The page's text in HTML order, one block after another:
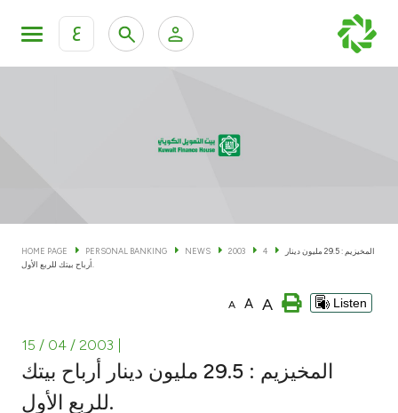
ع
KFH Online Corporate Banking Services
Cards
Banking Tiers
Investment
HOME PAGE PERSONAL BANKING NEWS 2003 4
المخيزيم : 29.5 مليون دينار
A A A Listen
15 / 04 / 2003
المخيزيم : 29.5 مليون دينار أرباح بيتك
للربع الأول.